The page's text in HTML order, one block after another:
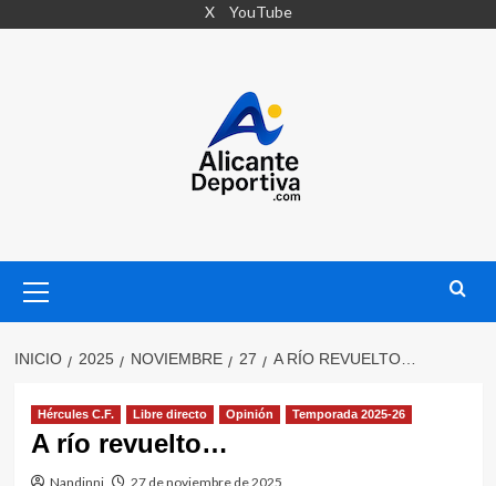
X YouTube
primario
INICIO 2025 NOVIEMBRE 27 A RÍO REVUELTO…
Hércules C.F. Libre directo Opinión Temporada 2025-26
A río revuelto…
Nandinni 27 de noviembre de 2025